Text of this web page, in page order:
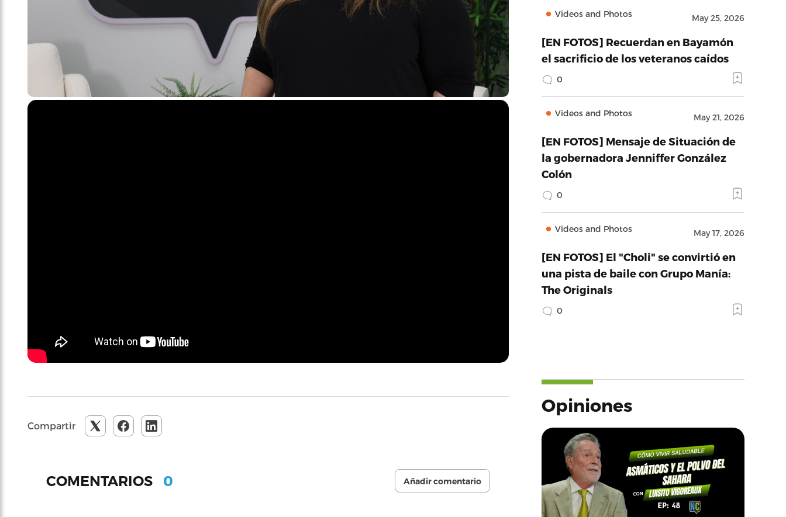
Compartir
COMENTARIOS 0 Añadir comentario
Videos and Photos May 25, 2026
[EN FOTOS] Recuerdan en Bayamón
el sacrificio de los veteranos caídos
0
Videos and Photos May 21, 2026
[EN FOTOS] Mensaje de Situación de
la gobernadora Jenniffer González
Colón
0
Videos and Photos May 17, 2026
[EN FOTOS] El "Choli" se convirtió en
una pista de baile con Grupo Manía:
The Originals
0
Opiniones